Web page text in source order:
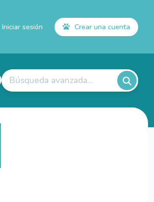
Iniciar sesión Crear una cuenta
Búsqueda avanzada...